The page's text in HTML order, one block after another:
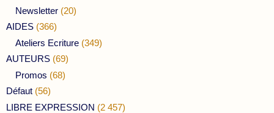
Newsletter (20)
AIDES (366)
Ateliers Ecriture (349)
AUTEURS (69)
Promos (68)
Défaut (56)
LIBRE EXPRESSION (2 457)